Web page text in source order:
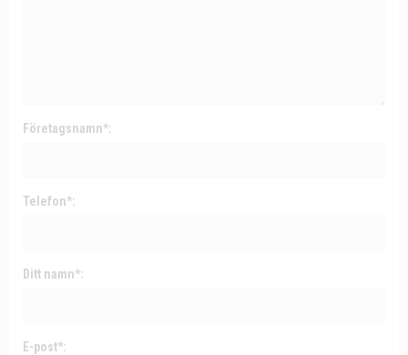
Företagsnamn*:
Telefon*:
Ditt namn*:
E-post*: